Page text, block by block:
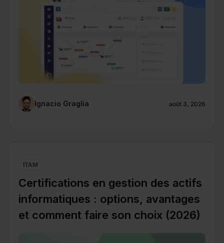
Ignacio Graglia août 3, 2026
ITAM
Certifications en gestion des actifs
informatiques : options, avantages
et comment faire son choix (2026)